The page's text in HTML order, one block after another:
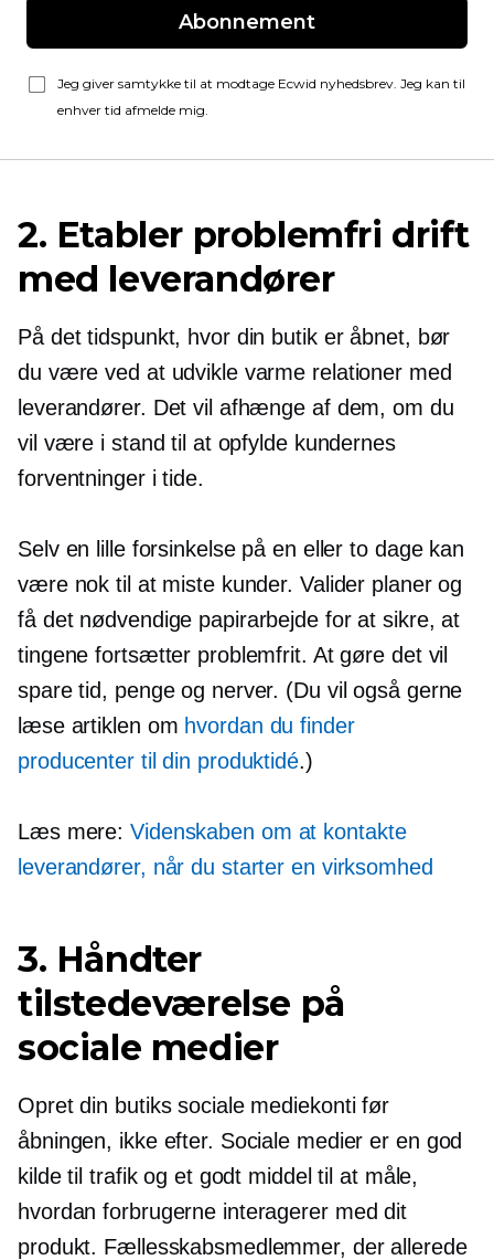
Abonnement
Jeg giver samtykke til at modtage Ecwid nyhedsbrev. Jeg kan til
enhver tid afmelde mig.
2. Etabler problemfri drift
med leverandører
På det tidspunkt, hvor din butik er åbnet, bør
du være ved at udvikle varme relationer med
leverandører. Det vil afhænge af dem, om du
vil være i stand til at opfylde kundernes
forventninger i tide.
Selv en lille forsinkelse på en eller to dage kan
være nok til at miste kunder. Valider planer og
få det nødvendige papirarbejde for at sikre, at
tingene fortsætter problemfrit. At gøre det vil
spare tid, penge og nerver. (Du vil også gerne
læse artiklen om hvordan du finder
producenter til din produktidé.)
Læs mere:Videnskaben om at kontakte
leverandører, når du starter en virksomhed
3. Håndter
tilstedeværelse på
sociale medier
Opret din butiks sociale mediekonti før
åbningen, ikke efter. Sociale medier er en god
kilde til trafik og et godt middel til at måle,
hvordan forbrugerne interagerer med dit
produkt. Fællesskabsmedlemmer, der allerede